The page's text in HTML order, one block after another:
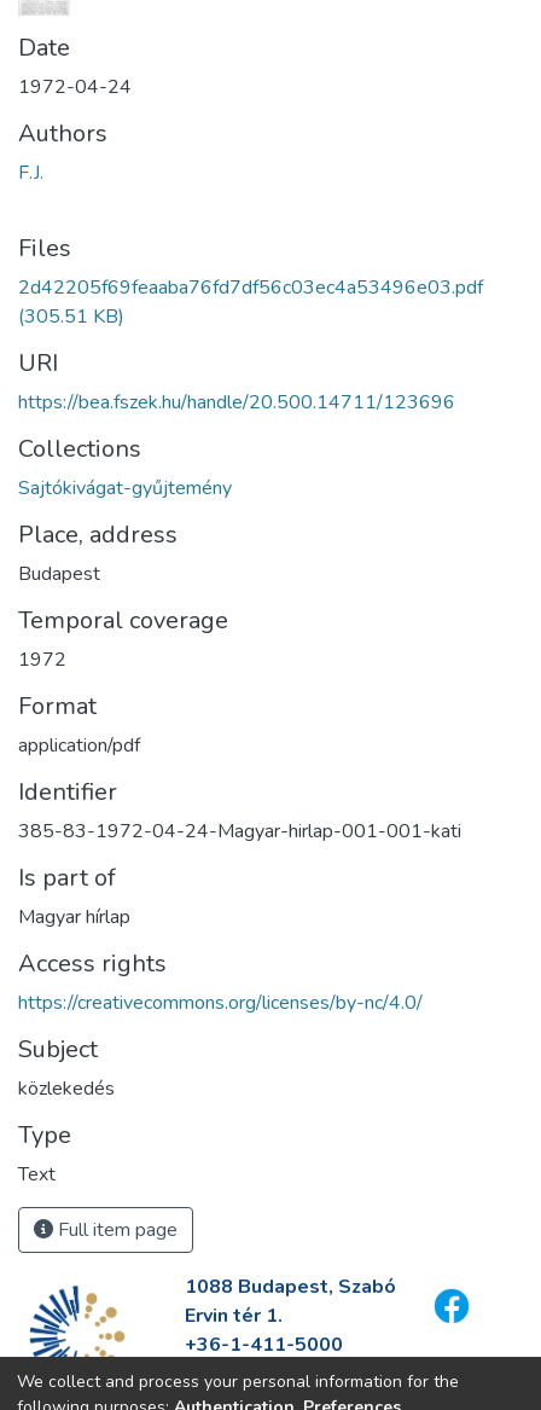
Date
1972-04-24
Authors
F.J.
Files
2d42205f69feaaba76fd7df56c03ec4a53496e03.pdf
(305.51 KB)
URI
https://bea.fszek.hu/handle/20.500.14711/123696
Collections
Sajtókivágat-gyűjtemény
Place, address
Budapest
Temporal coverage
1972
Format
application/pdf
Identifier
385-83-1972-04-24-Magyar-hirlap-001-001-kati
Is part of
Magyar hírlap
Access rights
https://creativecommons.org/licenses/by-nc/4.0/
Subject
közlekedés
Type
Text
Full item page
1088 Budapest, Szabó
Ervin tér 1.
+36-1-411-5000
info@fszek.hu
https://fszek.hu
We collect and process your personal information for the